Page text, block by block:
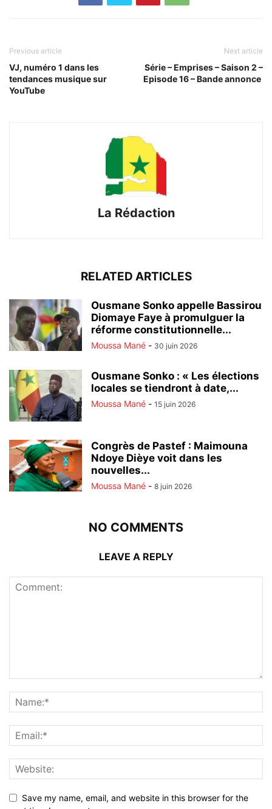
Previous article
VJ, numéro 1 dans les
tendances musique sur
YouTube
Next article
Série – Emprises – Saison 2 –
Episode 16 – Bande annonce
La Rédaction
RELATED ARTICLES
Ousmane Sonko appelle Bassirou
Diomaye Faye à promulguer la
réforme constitutionnelle...
Moussa Mané - 30 juin 2026
Ousmane Sonko : « Les élections
locales se tiendront à date,...
Moussa Mané - 15 juin 2026
Congrès de Pastef : Maimouna
Ndoye Dièye voit dans les
nouvelles...
Moussa Mané - 8 juin 2026
NO COMMENTS
LEAVE A REPLY
Save my name, email, and website in this browser for the